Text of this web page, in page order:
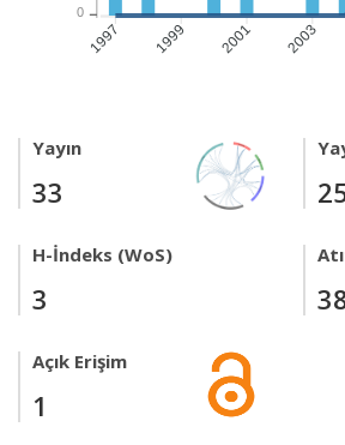
1997 1999 2001 2003
0
Yayın
33
H-İndeks (WoS)
3
Açık Erişim
1